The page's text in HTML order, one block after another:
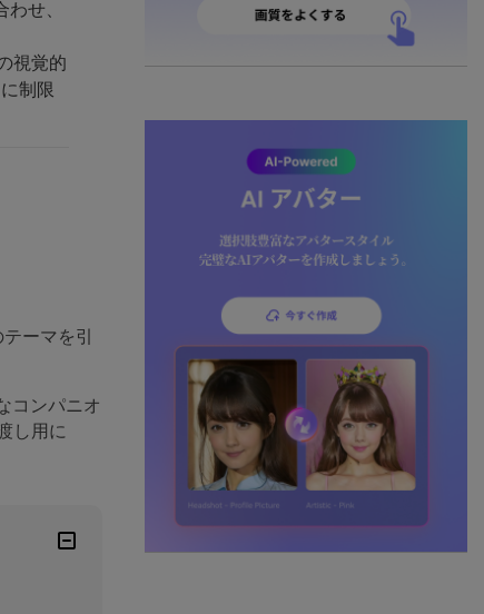
せ、
視覚的
制限
ーマを引
コンパニオ
し用に